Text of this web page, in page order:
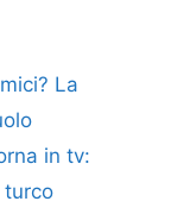
La
in tv:
turco